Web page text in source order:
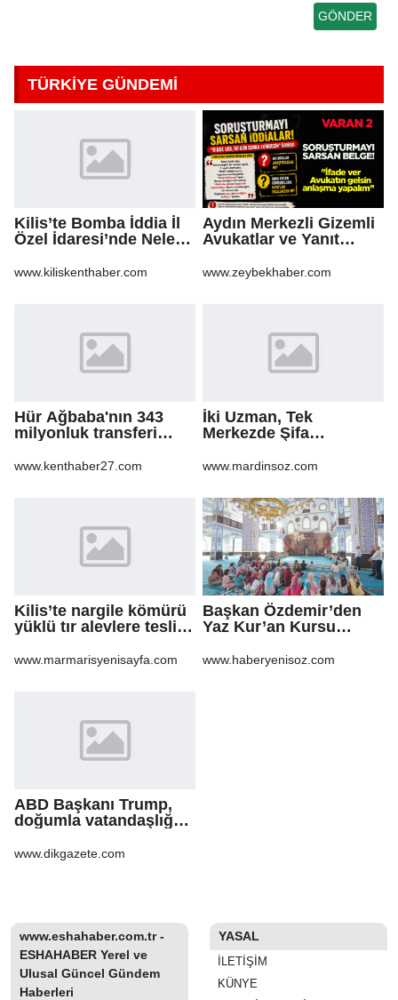
TÜRKİYE GÜNDEMİ
Kilis’te Bomba İddia İl
Özel İdaresi’nde Neler
www.kiliskenthaber.com
Aydın Merkezli Gizemli
Avukatlar ve Yanıt
www.zeybekhaber.com
Hür Ağbaba'nın 343
milyonluk transferi
Ağbaba'ya milyonlar
www.kenthaber27.com
İki Uzman, Tek
Merkezde Şifa
www.mardinsoz.com
Kilis’te nargile kömürü
yüklü tır alevlere teslim
www.marmarisyenisayfa.com
Başkan Özdemir’den
Yaz Kur’an Kursu
www.haberyenisoz.com
ABD Başkanı Trump,
doğumla vatandaşlığa
genişleten
www.dikgazete.com
www.eshahaber.com.tr -
ESHAHABER Yerel ve
Ulusal Güncel Gündem
Haberleri
YASAL
İLETIŞIM
KÜNYE